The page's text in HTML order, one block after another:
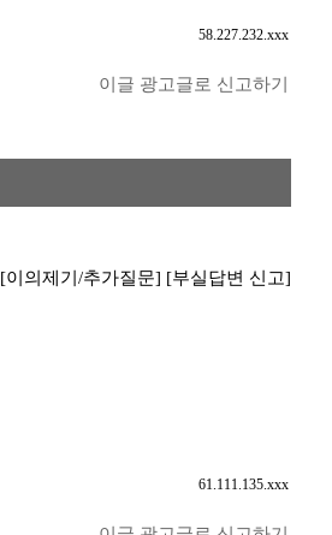
58.227.232.xxx
이글 광고글로 신고하기
[이의제기/추가질문] [부실답변 신고]
61.111.135.xxx